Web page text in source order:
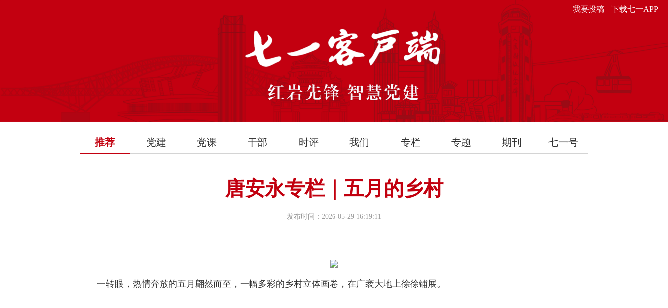
我要投稿 下载七一APP
推荐 党建 党课 干部 时评 我们 专栏 专题 期刊 七一号
唐安永专栏｜五月的乡村
发布时间：2026-05-29 16:19:11
一转眼，热情奔放的五月翩然而至，一幅多彩的乡村立体画卷，在广袤大地上徐徐铺展。